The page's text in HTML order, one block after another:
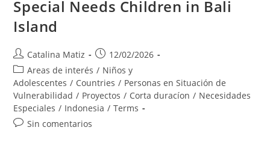
Special Needs Children in Bali
Island
Autor
de
la
entrada:
Catalina Matiz
Publicación
de
la
entrada:
12/02/2026
Categoría
de
la
entrada:
Areas de interés / Niños y
Adolescentes / Countries / Personas en Situación de
Vulnerabilidad / Proyectos / Corta duracíon / Necesidades
Especiales / Indonesia / Terms
Comentarios
Sin comentarios